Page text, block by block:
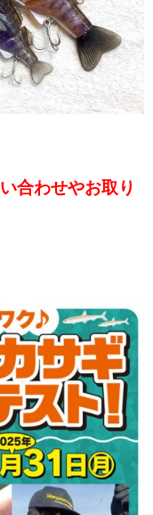
合わせやお取り